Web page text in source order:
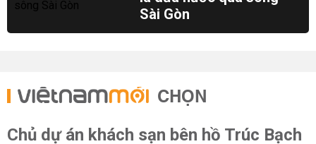
Sài Gòn
CHỌN
Chủ dự án khách sạn bên hồ Trúc Bạch